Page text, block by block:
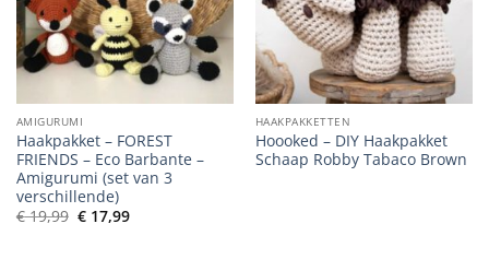
AMIGURUMI
Haakpakket – FOREST
FRIENDS – Eco Barbante –
Amigurumi (set van 3
verschillende)
€19,99 Oorspronkelijke
prijs
€17,99Huidige
HAAKPAKKETTEN
Hoooked – DIY Haakpakket
Schaap Robby Tabaco Brown